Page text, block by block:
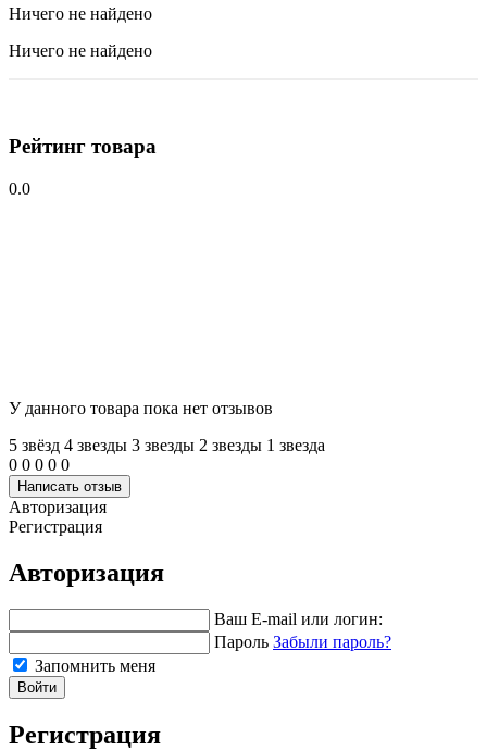
Ничего не найдено
Ничего не найдено
Рейтинг товара
0.0
У данного товара пока нет отзывов
5 звёзд 4 звeзды 3 звeзды 2 звeзды 1 звeзда
0 0 0 0 0
Написать отзыв
Авторизация
Регистрация
Авторизация
Ваш E-mail или логин:
Пароль Забыли пароль?
Запомнить меня
Войти
Регистрация